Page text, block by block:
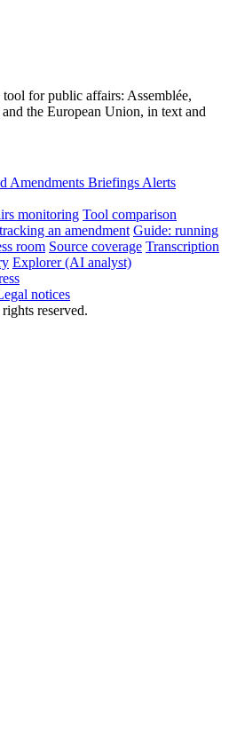
for public affairs: Assemblée,
the European Union, in text and
Amendments Briefings Alerts
monitoring Tool comparison
an amendment Guide: running
room Source coverage Transcription
Explorer (AI analyst)
notices
reserved.